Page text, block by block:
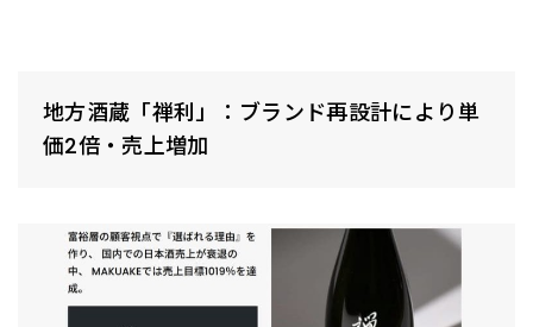
地方酒蔵「禅利」：ブランド再設計により単
価2倍・売上増加